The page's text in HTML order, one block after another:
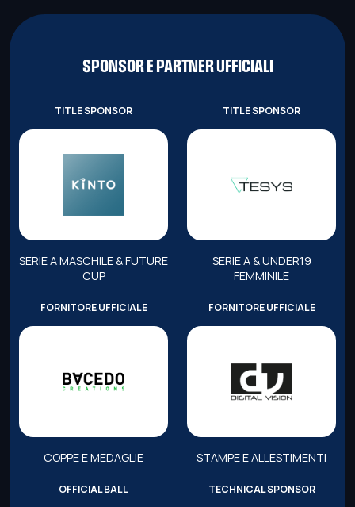
SPONSOR E PARTNER UFFICIALI
TITLE SPONSOR
SERIE A MASCHILE & FUTURE
CUP
TITLE SPONSOR
SERIE A & UNDER19
FEMMINILE
FORNITORE UFFICIALE
COPPE E MEDAGLIE
FORNITORE UFFICIALE
STAMPE E ALLESTIMENTI
OFFICIAL BALL TECHNICAL SPONSOR